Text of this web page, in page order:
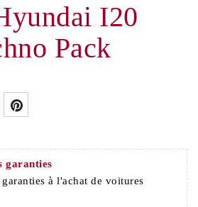
I20
Pack
garanties
à l'achat de voitures